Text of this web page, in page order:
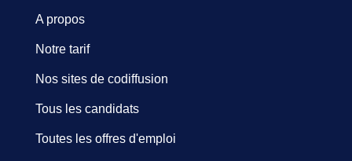
A propos
Notre tarif
Nos sites de codiffusion
Tous les candidats
Toutes les offres d'emploi